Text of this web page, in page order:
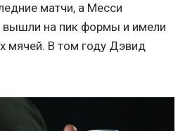
матчи, а Месси
вышли на пик формы и имели
мячей. В том году Дэвид